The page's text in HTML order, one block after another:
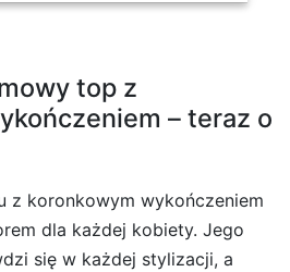
top z
– teraz o
z koronkowym wykończeniem
dla każdej kobiety. Jego
się w każdej stylizacji, a